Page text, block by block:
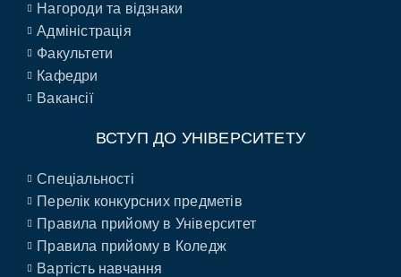
Нагороди та відзнаки
Адміністрація
Факультети
Кафедри
Вакансії
ВСТУП ДО УНІВЕРСИТЕТУ
Спеціальності
Перелік конкурсних предметів
Правила прийому в Університет
Правила прийому в Коледж
Вартість навчання